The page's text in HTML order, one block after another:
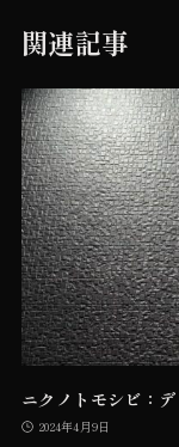
関連記事
ニクノトモシビ：
2024年4月9日